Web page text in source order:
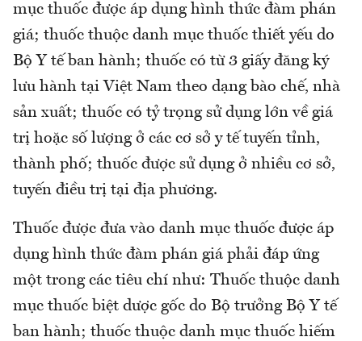
mục thuốc được áp dụng hình thức đàm phán
giá; thuốc thuộc danh mục thuốc thiết yếu do
Bộ Y tế ban hành; thuốc có từ 3 giấy đăng ký
lưu hành tại Việt Nam theo dạng bào chế, nhà
sản xuất; thuốc có tỷ trọng sử dụng lớn về giá
trị hoặc số lượng ở các cơ sở y tế tuyến tỉnh,
thành phố; thuốc được sử dụng ở nhiều cơ sở,
tuyến điều trị tại địa phương.
Thuốc được đưa vào danh mục thuốc được áp
dụng hình thức đàm phán giá phải đáp ứng
một trong các tiêu chí như: Thuốc thuộc danh
mục thuốc biệt dược gốc do Bộ trưởng Bộ Y tế
ban hành; thuốc thuộc danh mục thuốc hiếm